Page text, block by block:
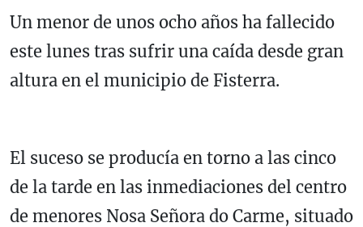
Un menor de unos ocho años ha fallecido
este lunes tras sufrir una caída desde gran
altura en el municipio de Fisterra.
El suceso se producía en torno a las cinco
de la tarde en las inmediaciones del centro
de menores Nosa Señora do Carme, situado